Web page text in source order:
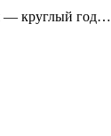
— круглый год…